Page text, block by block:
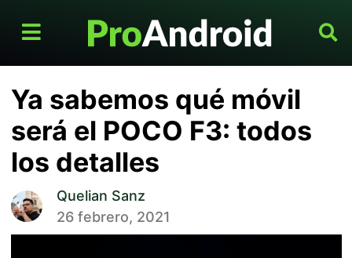
Ya sabemos qué móvil
será el POCO F3: todos
los detalles
Quelian Sanz
26 febrero, 2021